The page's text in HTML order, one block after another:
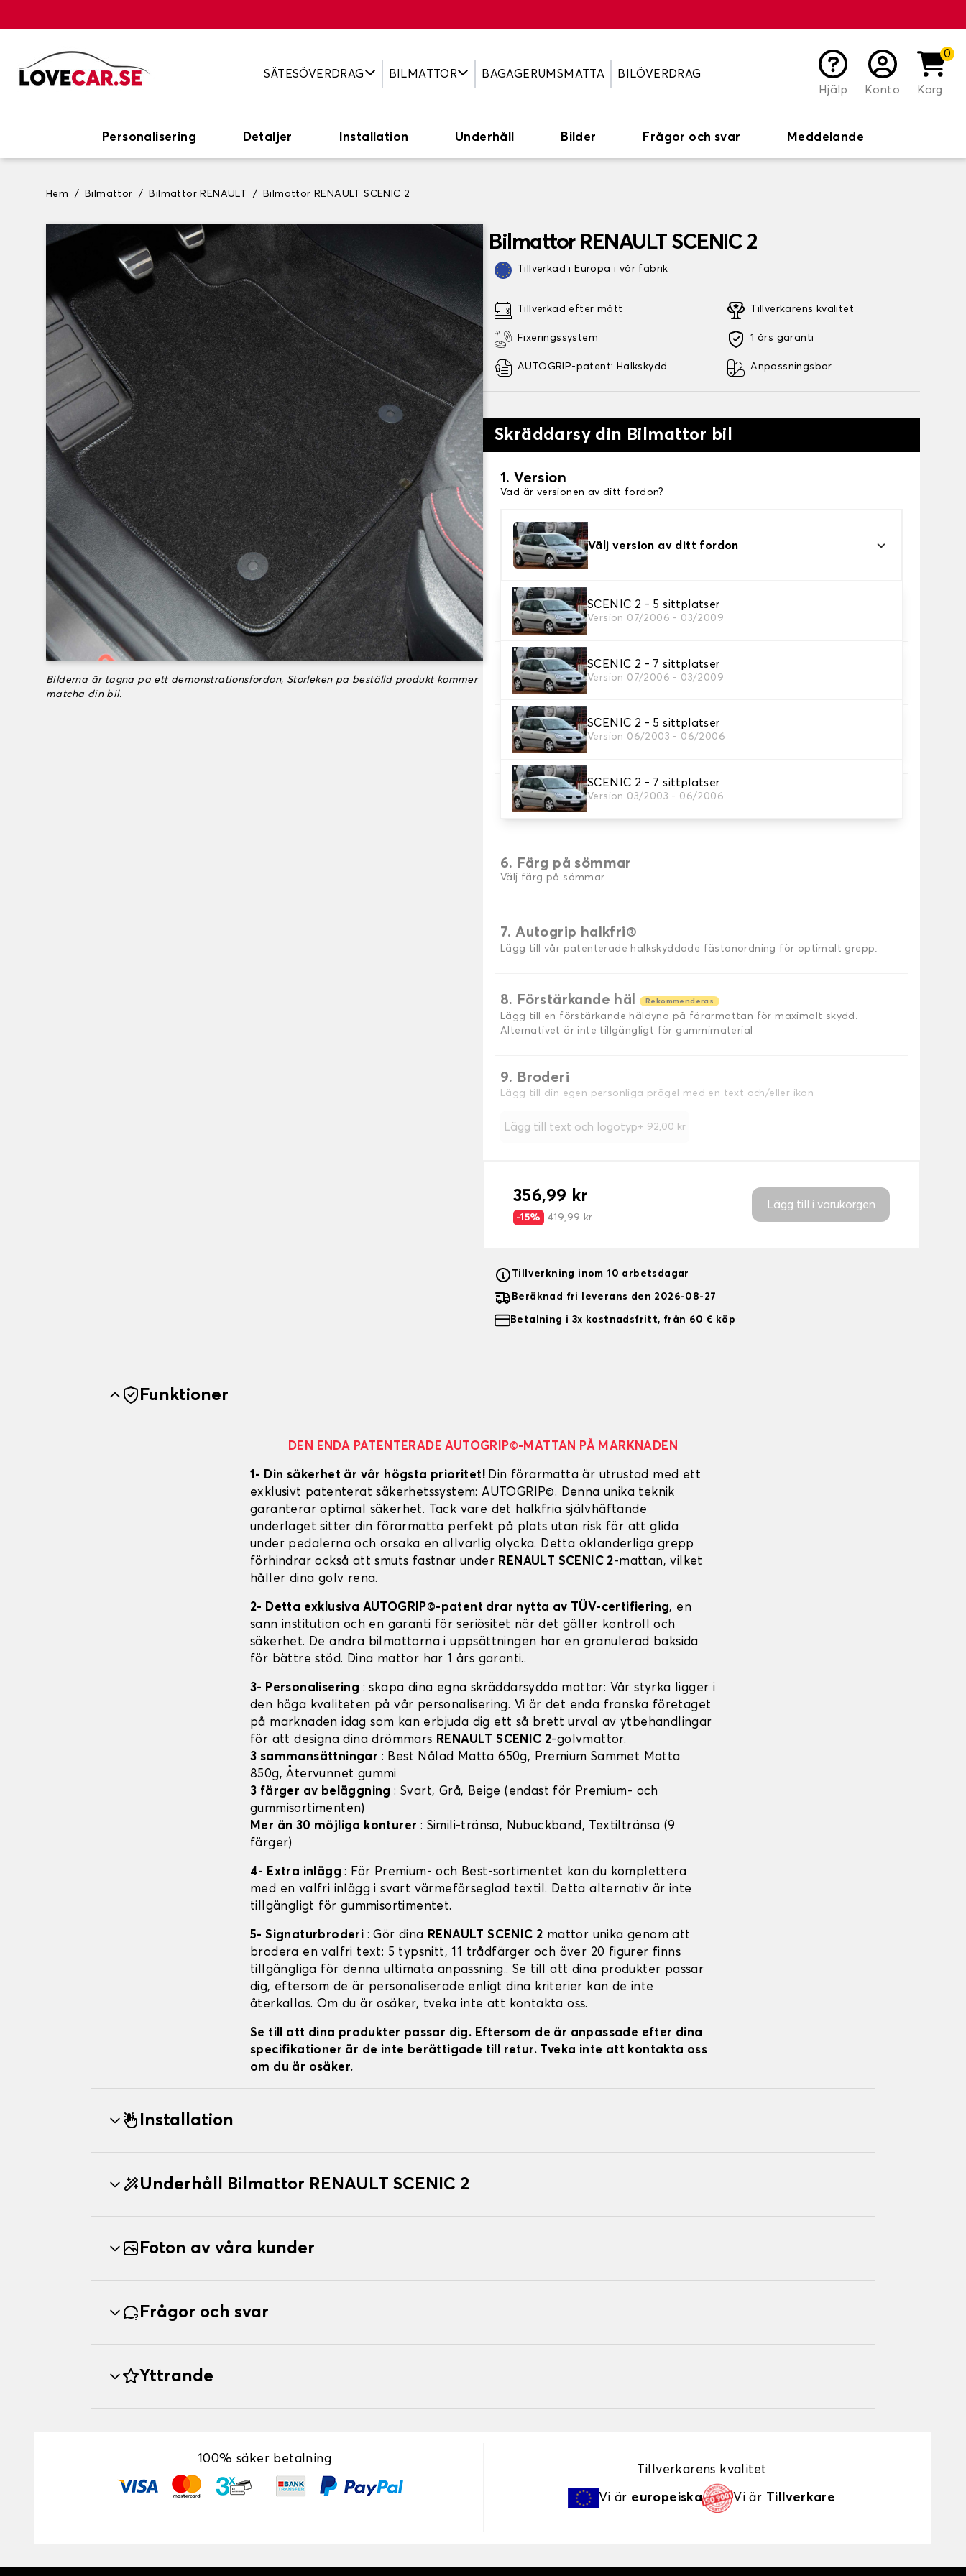
SÄTESÖVERDRAG BILMATTOR BAGAGERUMSMATTA
BILÖVERDRAG
Hjälp
Konto
0
Korg
Personalisering Detaljer Installation Underhåll Bilder Frågor och svar Meddelande
Hem Bilmattor Bilmattor RENAULT Bilmattor RENAULT SCENIC 2
Bilderna är tagna pa ett demonstrationsfordon, Storleken pa beställd produkt kommer
matcha din bil.
Bilmattor RENAULT SCENIC 2
Tillverkad i Europa i vår fabrik
Tillverkad efter mått
Fixeringssystem
AUTOGRIP-patent: Halkskydd
Tillverkarens kvalitet
1 års garanti
Anpassningsbar
Skräddarsy din Bilmattor bil
1. Version
Vad är versionen av ditt fordon?
Välj version av ditt fordon
SCENIC 2 - 5 sittplatser
Version 07/2006 - 03/2009
SCENIC 2 - 7 sittplatser
Version 07/2006 - 03/2009
SCENIC 2 - 5 sittplatser
Version 06/2003 - 06/2006
SCENIC 2 - 7 sittplatser
Version 03/2003 - 06/2006
2. Material
Välj material för din bilmatta.
3. uppsättning av mattor
Välj det antal bilmattor du behöver.
4. Färger på mattor
Välj färg på din matta bil.
5. Sömmar material
Välj material för sömmar.
6. Färg på sömmar
Välj färg på sömmar.
7. Autogrip halkfri®
Lägg till vår patenterade halkskyddade fästanordning för optimalt grepp.
8. Förstärkande häl Rekommenderas
Lägg till en förstärkande häldyna på förarmattan för maximalt skydd.
Alternativet är inte tillgängligt för gummimaterial
9. Broderi
Lägg till din egen personliga prägel med en text och/eller ikon
Lägg till text och logotyp+ 92,00 kr
356,99 kr
-15% 419,99 kr
Lägg till i varukorgen
Tillverkning inom 10 arbetsdagar
Beräknad fri leverans den 2026-08-27
Betalning i 3x kostnadsfritt, från 60 € köp
Funktioner
DEN ENDA PATENTERADE AUTOGRIP©-MATTAN PÅ MARKNADEN
1- Din säkerhet är vår högsta prioritet! Din förarmatta är utrustad med ett
exklusivt patenterat säkerhetssystem: AUTOGRIP©. Denna unika teknik
garanterar optimal säkerhet. Tack vare det halkfria självhäftande
underlaget sitter din förarmatta perfekt på plats utan risk för att glida
under pedalerna och orsaka en allvarlig olycka. Detta oklanderliga grepp
förhindrar också att smuts fastnar under RENAULT SCENIC 2-mattan, vilket
håller dina golv rena.
2- Detta exklusiva AUTOGRIP©-patent drar nytta av TÜV-certifiering, en
sann institution och en garanti för seriösitet när det gäller kontroll och
säkerhet. De andra bilmattorna i uppsättningen har en granulerad baksida
för bättre stöd. Dina mattor har 1 års garanti..
3- Personalisering : skapa dina egna skräddarsydda mattor: Vår styrka ligger i
den höga kvaliteten på vår personalisering. Vi är det enda franska företaget
på marknaden idag som kan erbjuda dig ett så brett urval av ytbehandlingar
för att designa dina drömmars RENAULT SCENIC 2-golvmattor.
3 sammansättningar : Best Nålad Matta 650g, Premium Sammet Matta
850g, Återvunnet gummi
3 färger av beläggning: Svart, Grå, Beige (endast för Premium- och
gummisortimenten)
Mer än 30 möjliga konturer : Simili-tränsa, Nubuckband, Textiltränsa (9
färger)
4- Extra inlägg: För Premium- och Best-sortimentet kan du komplettera
med en valfri inlägg i svart värmeförseglad textil. Detta alternativ är inte
tillgängligt för gummisortimentet.
5- Signaturbroderi : Gör dina RENAULT SCENIC 2 mattor unika genom att
brodera en valfri text: 5 typsnitt, 11 trådfärger och över 20 figurer finns
tillgängliga för denna ultimata anpassning.. Se till att dina produkter passar
dig, eftersom de är personaliserade enligt dina kriterier kan de inte
återkallas. Om du är osäker, tveka inte att kontakta oss.
Se till att dina produkter passar dig. Eftersom de är anpassade efter dina
specifikationer är de inte berättigade till retur. Tveka inte att kontakta oss
om du är osäker.
Installation
Underhåll Bilmattor RENAULT SCENIC 2
Foton av våra kunder
Frågor och svar
Yttrande
100% säker betalning
Tillverkarens kvalitet
Vi är europeiska Vi är Tillverkare